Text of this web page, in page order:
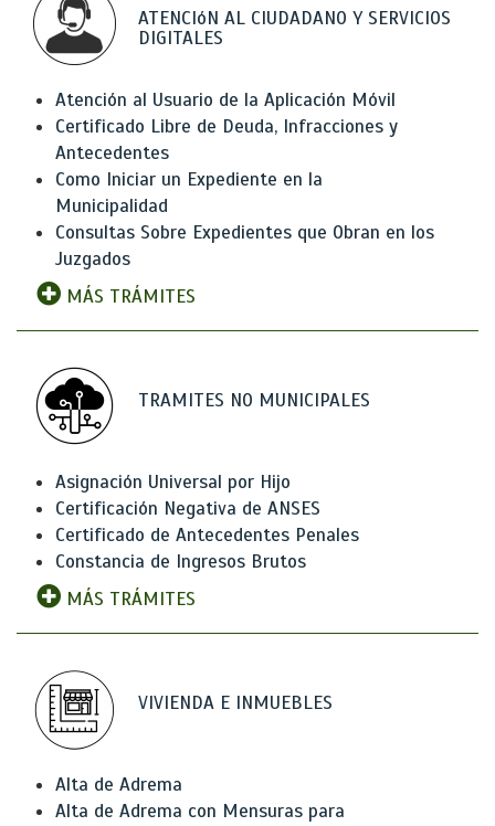
ATENCIóN AL CIUDADANO Y SERVICIOS
DIGITALES
Atención al Usuario de la Aplicación Móvil
Certificado Libre de Deuda, Infracciones y
Antecedentes
Como Iniciar un Expediente en la
Municipalidad
Consultas Sobre Expedientes que Obran en los
Juzgados
MÁS TRÁMITES
TRAMITES NO MUNICIPALES
Asignación Universal por Hijo
Certificación Negativa de ANSES
Certificado de Antecedentes Penales
Constancia de Ingresos Brutos
MÁS TRÁMITES
VIVIENDA E INMUEBLES
Alta de Adrema
Alta de Adrema con Mensuras para